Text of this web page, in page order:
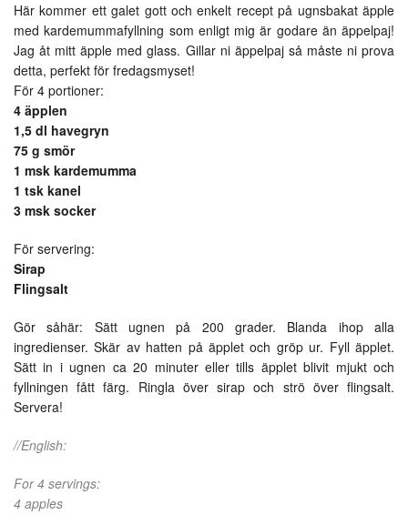
Här kommer ett galet gott och enkelt recept på ugnsbakat äpple
med kardemummafyllning som enligt mig är godare än äppelpaj!
Jag åt mitt äpple med glass. Gillar ni äppelpaj så måste ni prova
detta, perfekt för fredagsmyset!
För 4 portioner:
4 äpplen
1,5 dl havegryn
75 g smör
1 msk kardemumma
1 tsk kanel
3 msk socker
För servering:
Sirap
Flingsalt
Gör såhär: Sätt ugnen på 200 grader. Blanda ihop alla
ingredienser. Skär av hatten på äpplet och gröp ur. Fyll äpplet.
Sätt in i ugnen ca 20 minuter eller tills äpplet blivit mjukt och
fyllningen fått färg. Ringla över sirap och strö över flingsalt.
Servera!
//English:
For 4 servings:
4 apples